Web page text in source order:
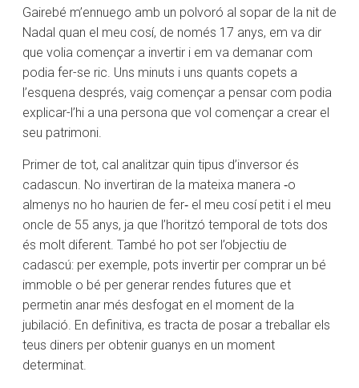
Gairebé m’ennuego amb un polvoró al sopar de la nit de
Nadal quan el meu cosí, de només 17 anys, em va dir
que volia començar a invertir i em va demanar com
podia fer-se ric. Uns minuts i uns quants copets a
l’esquena després, vaig començar a pensar com podia
explicar-l’hi a una persona que vol començar a crear el
seu patrimoni.
Primer de tot, cal analitzar quin tipus d’inversor és
cadascun. No invertiran de la mateixa manera ‑o
almenys no ho haurien de fer‑ el meu cosí petit i el meu
oncle de 55 anys, ja que l’horitzó temporal de tots dos
és molt diferent. També ho pot ser l’objectiu de
cadascú: per exemple, pots invertir per comprar un bé
immoble o bé per generar rendes futures que et
permetin anar més desfogat en el moment de la
jubilació. En definitiva, es tracta de posar a treballar els
teus diners per obtenir guanys en un moment
determinat.